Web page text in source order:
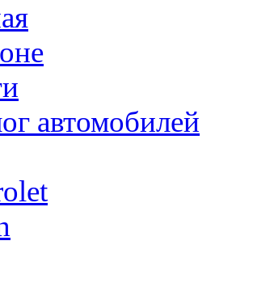
автомобилей